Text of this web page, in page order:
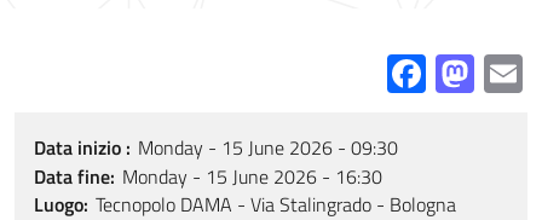
Data inizio
Monday - 15 June 2026 - 09:30
Data fine Monday - 15 June 2026 - 16:30
Luogo Tecnopolo DAMA - Via Stalingrado - Bologna